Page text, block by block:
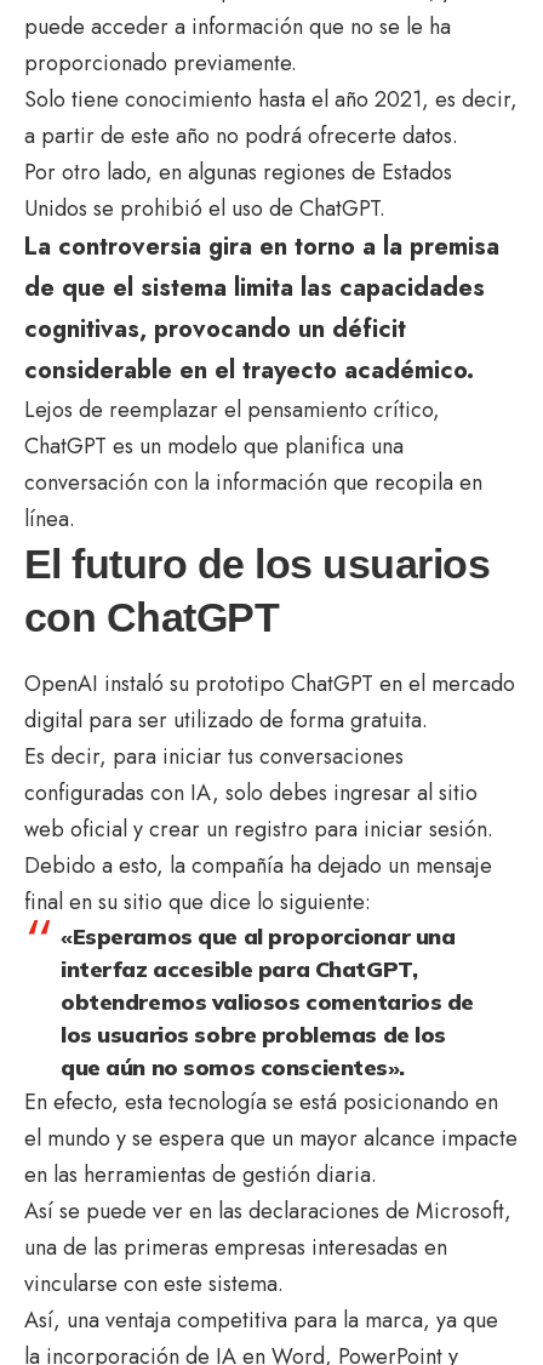
puede acceder a información que no se le ha
proporcionado previamente.
Solo tiene conocimiento hasta el año 2021, es decir,
a partir de este año no podrá ofrecerte datos.
Por otro lado, en algunas regiones de Estados
Unidos se prohibió el uso de ChatGPT.
La controversia gira en torno a la premisa
de que el sistema limita las capacidades
cognitivas, provocando un déficit
considerable en el trayecto académico.
Lejos de reemplazar el pensamiento crítico,
ChatGPT es un modelo que planifica una
conversación con la información que recopila en
línea.
El futuro de los usuarios
con ChatGPT
OpenAI instaló su prototipo ChatGPT en el mercado
digital para ser utilizado de forma gratuita.
Es decir, para iniciar tus conversaciones
configuradas con IA, solo debes ingresar al sitio
web oficial y crear un registro para iniciar sesión.
Debido a esto, la compañía ha dejado un mensaje
final en su sitio que dice lo siguiente:
«Esperamos que al proporcionar una
interfaz accesible para ChatGPT,
obtendremos valiosos comentarios de
los usuarios sobre problemas de los
que aún no somos conscientes».
En efecto, esta tecnología se está posicionando en
el mundo y se espera que un mayor alcance impacte
en las herramientas de gestión diaria.
Así se puede ver en las declaraciones de Microsoft,
una de las primeras empresas interesadas en
vincularse con este sistema.
Así, una ventaja competitiva para la marca, ya que
la incorporación de IA en Word, PowerPoint y